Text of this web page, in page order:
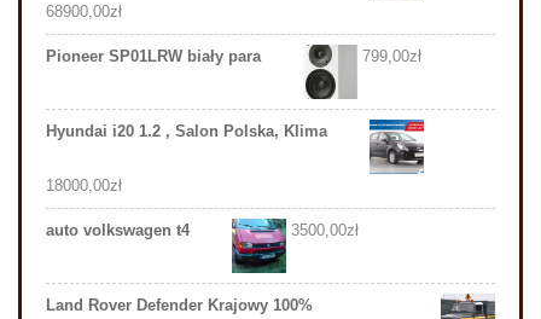
68900,00zł
Pioneer SP01LRW biały para 799,00zł
Hyundai i20 1.2 , Salon Polska, Klima
18000,00zł
auto volkswagen t4 3500,00zł
Land Rover Defender Krajowy 100%